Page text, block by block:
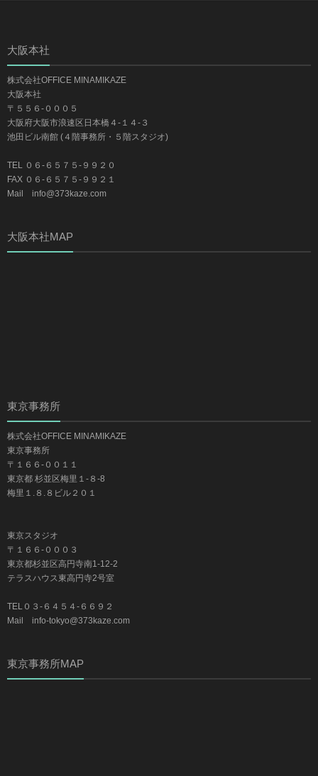
大阪本社
株式会社OFFICE MINAMIKAZE
大阪本社
〒５５６-０００５
大阪府大阪市浪速区日本橋４-１４-３
池田ビル南館 (４階事務所・５階スタジオ)
TEL ０６-６５７５-９９２０
FAX ０６-６５７５-９９２１
Mail info@373kaze.com
大阪本社MAP
東京事務所
株式会社OFFICE MINAMIKAZE
東京事務所
〒１６６-００１１
東京都 杉並区梅里１-８-8
梅里１.８.８ビル２０１
東京スタジオ
〒１６６-０００３
東京都杉並区高円寺南1-12-2
テラスハウス東高円寺2号室
TEL０３-６４５４-６６９２
Mail info-tokyo@373kaze.com
東京事務所MAP